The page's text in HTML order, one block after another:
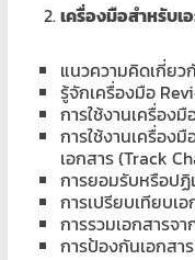
เครื่องมือสำหรับเ
แนวความคิดเกี่ยว
รู้จักเครื่องมือ
การใช้งานเครื่อง
การใช้งานเครื่อง
เอกสาร (Track
การยอมรับหรือป
การเปรียบเทียบเ
การรวมเอกสารจ
การป้องกันเอกสา